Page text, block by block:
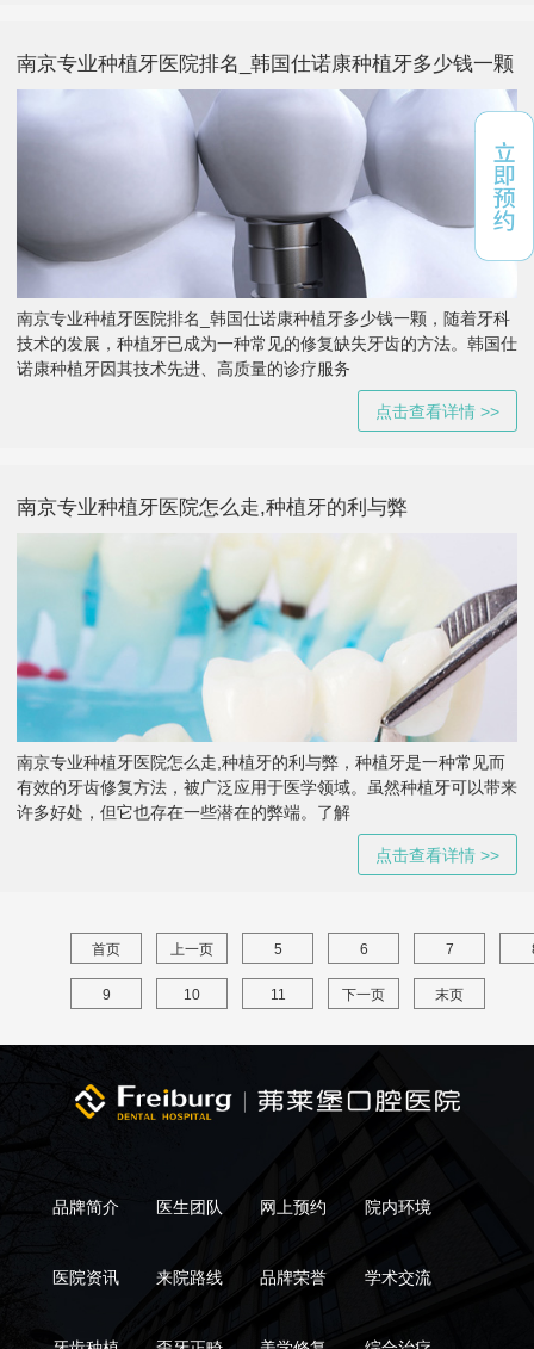
南京专业种植牙医院排名_韩国仕诺康种植牙多少钱一颗
南京专业种植牙医院排名_韩国仕诺康种植牙多少钱一颗，随着牙科
技术的发展，种植牙已成为一种常见的修复缺失牙齿的方法。韩国仕
诺康种植牙因其技术先进、高质量的诊疗服务
点击查看详情 >>
南京专业种植牙医院怎么走,种植牙的利与弊
南京专业种植牙医院怎么走,种植牙的利与弊，种植牙是一种常见而
有效的牙齿修复方法，被广泛应用于医学领域。虽然种植牙可以带来
许多好处，但它也存在一些潜在的弊端。了解
点击查看详情 >>
首页 上一页 5 6 7
9 10 11 下一页 末页
品牌简介 医生团队 网上预约 院内环境
医院资讯 来院路线 品牌荣誉 学术交流